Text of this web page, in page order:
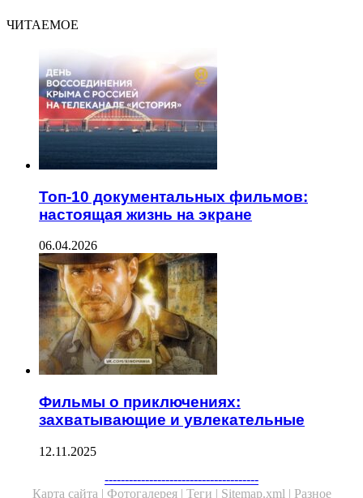
ЧИТАЕМОЕ
Топ-10 документальных фильмов:
настоящая жизнь на экране
06.04.2026
Фильмы о приключениях:
захватывающие и увлекательные
12.11.2025
--------------------------------------
Карта сайта | Фотогалерея | Теги | Sitemap.xml | Разное